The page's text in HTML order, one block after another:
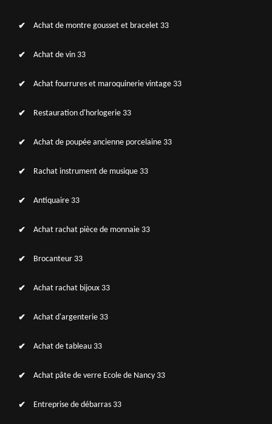
Achat de montre gousset et bracelet 33
Achat de vin 33
Achat fourrures et maroquinerie vintage 33
Restauration d'horlogerie 33
Achat de poupée ancienne porcelaine 33
Rachat instrument de musique 33
Antiquaire 33
Achat rachat pièce de monnaie 33
Brocanteur 33
Achat rachat bijoux 33
Achat d'argenterie 33
Achat de tableau 33
Achat pâte de verre Ecole de Nancy 33
Entreprise de débarras 33